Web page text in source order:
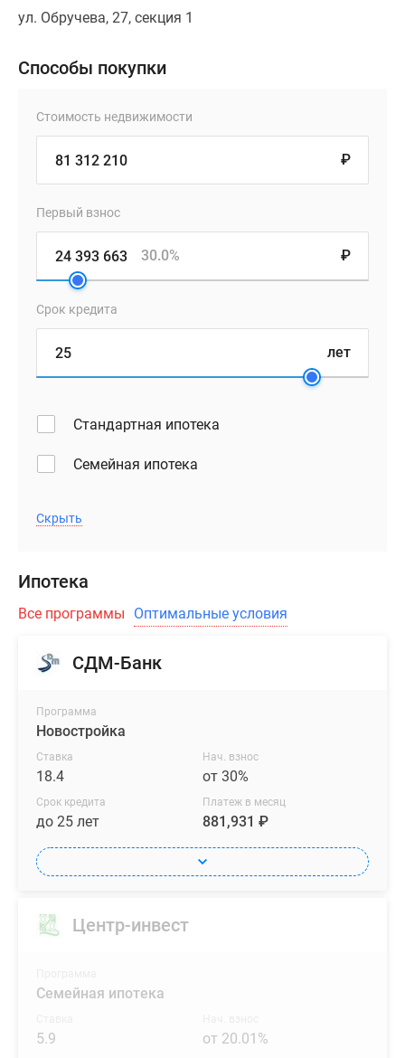
ул. Обручева, 27, секция 1
Способы покупки
Стоимость недвижимости
₽
Первый взнос
₽
30.0%
Срок кредита
лет
Стандартная ипотека
Семейная ипотека
Скрыть
Ипотека
Все программы Оптимальные условия
СДМ-Банк
Программа
Новостройка
Ставка
18.4
Нач. взнос
от 30%
Срок кредита
до 25 лет
Платеж в месяц
881,931 ₽
Центр-инвест
Семейная ипотека
5.9 от 20.01%